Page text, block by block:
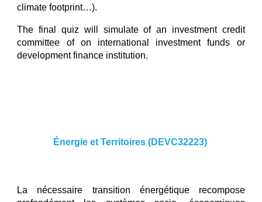
climate footprint…).
The final quiz will simulate of an investment credit
committee of on international investment funds or
development finance institution.
Énergie et Territoires (DEVC32223)
La nécessaire transition énergétique recompose